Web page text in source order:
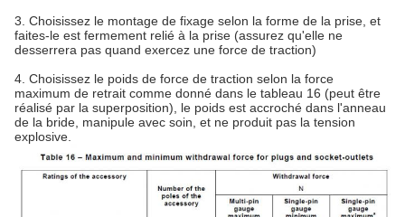
3. Choisissez le montage de fixage selon la forme de la prise, et
faites-le est fermement relié à la prise (assurez qu'elle ne
desserrera pas quand exercez une force de traction)
4. Choisissez le poids de force de traction selon la force
maximum de retrait comme donné dans le tableau 16 (peut être
réalisé par la superposition), le poids est accroché dans l'anneau
de la bride, manipule avec soin, et ne produit pas la tension
explosive.